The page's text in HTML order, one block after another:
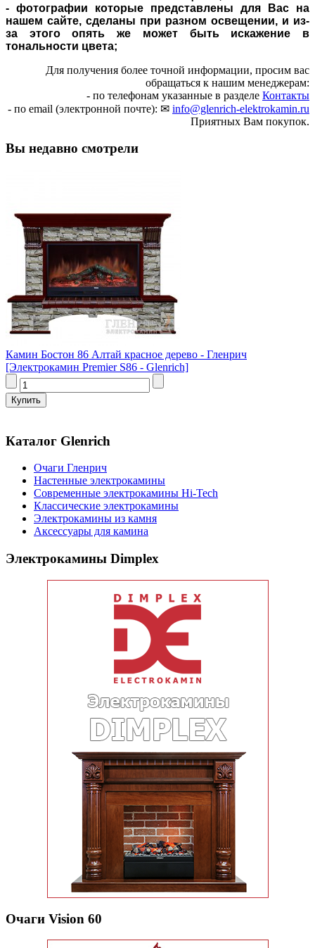
- фотографии которые представлены для Вас на
нашем сайте, сделаны при разном освещении, и из-
за этого опять же может быть искажение в
тональности цвета;
Для получения более точной информации, просим вас
обращаться к нашим менеджерам:
- по телефонам указанные в разделе Контакты
- по email (электронной почте): ✉ info@glenrich-elektrokamin.ru
Приятных Вам покупок.
Вы недавно смотрели
Камин Бостон 86 Алтай красное дерево - Гленрич
[Электрокамин Premier S86 - Glenrich]
Каталог Glenrich
Очаги Гленрич
Настенные электрокамины
Современные электрокамины Hi-Tech
Классические электрокамины
Электрокамины из камня
Аксессуары для камина
Электрокамины Dimplex
Очаги Vision 60